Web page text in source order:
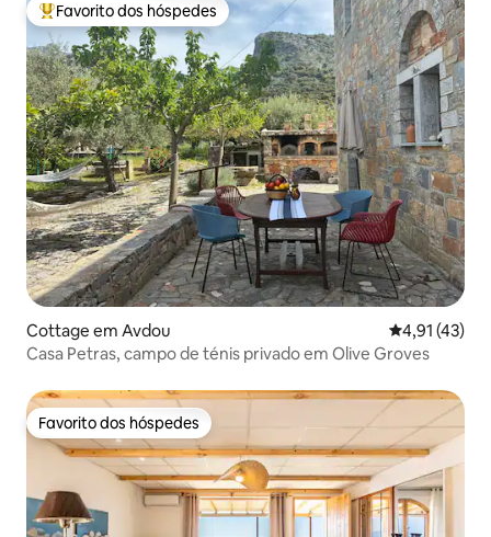
Favoritos dos hóspedes mais apreciados
Favorito dos hóspedes
Cottage em Avdou
4,91 (43)
Casa Petras, campo de ténis privado em Olive Groves
Favorito dos hóspedes
Favorito dos hóspedes